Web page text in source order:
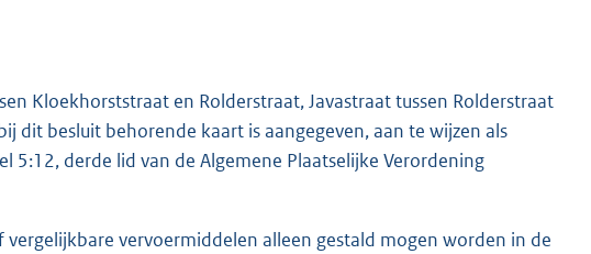
Kloekhorststraat en Rolderstraat, Javastraat tussen Rolderstraat
dit besluit behorende kaart is aangegeven, aan te wijzen als
5:12, derde lid van de Algemene Plaatselijke Verordening
vervoermiddelen alleen gestald mogen worden in de